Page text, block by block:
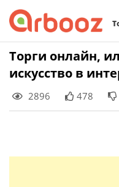
Skip
content
Торги онлайн,
искусство в
2896 478
Найти: